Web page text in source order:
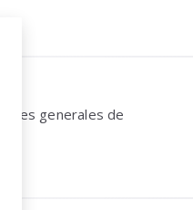
generales de